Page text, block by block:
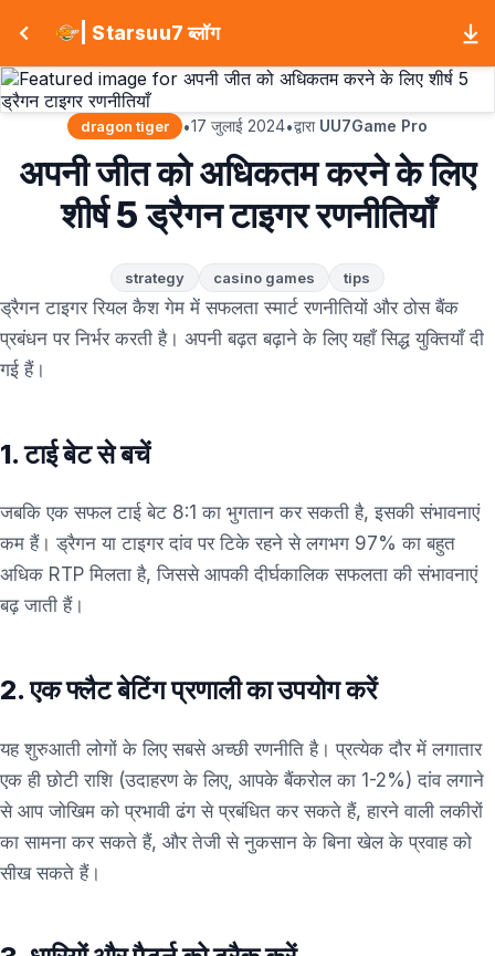
| Starsuu7 ब्लॉग
dragon tiger •17 जुलाई 2024•द्वारा UU7Game Pro
अपनी जीत को अधिकतम करने के लिए
शीर्ष 5 ड्रैगन टाइगर रणनीतियाँ
strategy casino games tips
ड्रैगन टाइगर रियल कैश गेम में सफलता स्मार्ट रणनीतियों और ठोस बैंक
प्रबंधन पर निर्भर करती है। अपनी बढ़त बढ़ाने के लिए यहाँ सिद्ध युक्तियाँ दी
गई हैं।
1. टाई बेट से बचें
जबकि एक सफल टाई बेट 8:1 का भुगतान कर सकती है, इसकी संभावनाएं
कम हैं। ड्रैगन या टाइगर दांव पर टिके रहने से लगभग 97% का बहुत
अधिक RTP मिलता है, जिससे आपकी दीर्घकालिक सफलता की संभावनाएं
बढ़ जाती हैं।
2. एक फ्लैट बेटिंग प्रणाली का उपयोग करें
यह शुरुआती लोगों के लिए सबसे अच्छी रणनीति है। प्रत्येक दौर में लगातार
एक ही छोटी राशि (उदाहरण के लिए, आपके बैंकरोल का 1-2%) दांव लगाने
से आप जोखिम को प्रभावी ढंग से प्रबंधित कर सकते हैं, हारने वाली लकीरों
का सामना कर सकते हैं, और तेजी से नुकसान के बिना खेल के प्रवाह को
सीख सकते हैं।